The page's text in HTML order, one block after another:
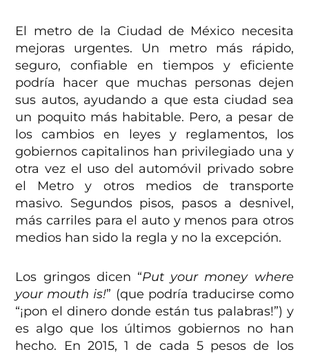
El metro de la Ciudad de México necesita
mejoras urgentes. Un metro más rápido,
seguro, confiable en tiempos y eficiente
podría hacer que muchas personas dejen
sus autos, ayudando a que esta ciudad sea
un poquito más habitable. Pero, a pesar de
los cambios en leyes y reglamentos, los
gobiernos capitalinos han privilegiado una y
otra vez el uso del automóvil privado sobre
el Metro y otros medios de transporte
masivo. Segundos pisos, pasos a desnivel,
más carriles para el auto y menos para otros
medios han sido la regla y no la excepción.
Los gringos dicen “Put your money where
your mouth is!” (que podría traducirse como
“¡pon el dinero donde están tus palabras!”) y
es algo que los últimos gobiernos no han
hecho. En 2015, 1 de cada 5 pesos de los